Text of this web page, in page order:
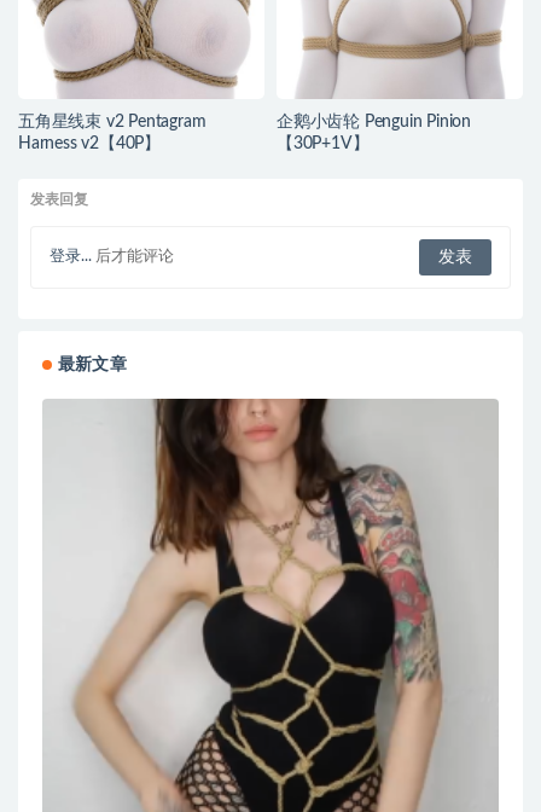
五角星线束 v2 Pentagram
Harness v2【40P】
企鹅小齿轮 Penguin Pinion
【30P+1V】
发表回复
登录... 后才能评论
最新文章